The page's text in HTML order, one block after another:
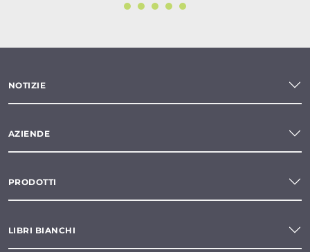
NOTIZIE
AZIENDE
PRODOTTI
LIBRI BIANCHI